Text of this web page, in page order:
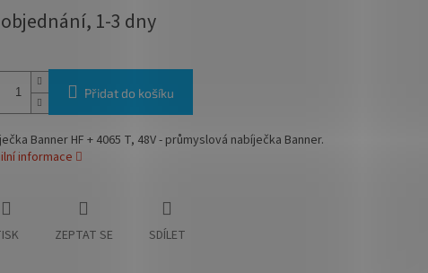
1-3 dny
Přidat do košíku
Banner HF + 4065 T, 48V - průmyslová nabíječka Banner.
informace
ZEPTAT SE SDÍLET